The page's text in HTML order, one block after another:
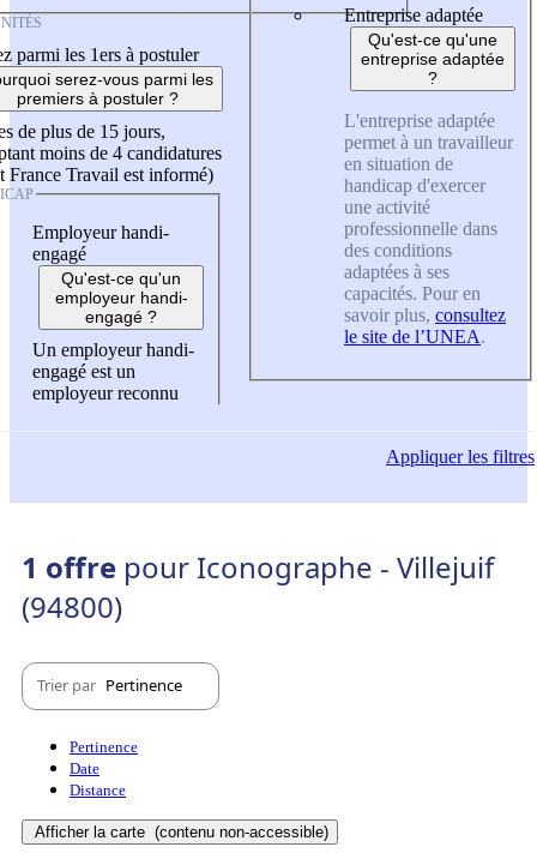
parmi les 1ers à postuler
serez-vous parmi les
premiers à postuler ?
de plus de 15 jours,
moins de 4 candidatures
France Travail est informé)
Employeur handi-
engagé
Qu'est-ce qu'un
employeur handi-
engagé ?
Un employeur handi-
engagé est un
employeur reconnu
Entreprise adaptée
Qu'est-ce qu'une
entreprise adaptée
?
L'entreprise adaptée
permet à un travailleur
en situation de
handicap d'exercer
une activité
professionnelle dans
des conditions
adaptées à ses
capacités. Pour en
savoir plus, consultez
le site de l’UNEA.
Appliquerles filtres
1 offre pour Iconographe - Villejuif
(94800)
Trier par Pertinence
Pertinence
Date
Distance
Afficher la carte (contenu non-accessible)